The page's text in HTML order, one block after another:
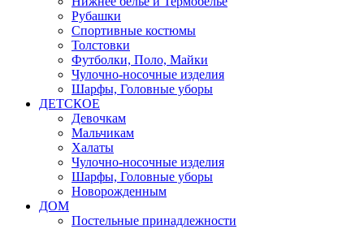
Рубашки
Спортивные костюмы
Толстовки
Футболки, Поло, Майки
Чулочно-носочные изделия
Шарфы, Головные уборы
ДЕТСКОЕ
Девочкам
Мальчикам
Халаты
Чулочно-носочные изделия
Шарфы, Головные уборы
Новорожденным
ДОМ
Постельные принадлежности